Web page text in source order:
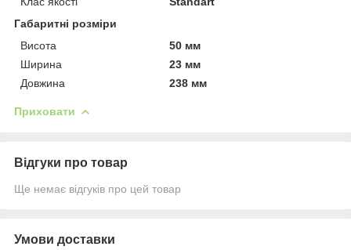
Габаритні розміри
Висота
50 мм
Ширина
23 мм
Довжина
238 мм
Приховати
Відгуки про товар
Ще немає відгуків про цей товар
Умови доставки